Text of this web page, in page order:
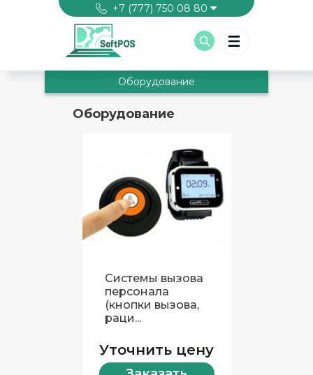
Перейти к основному содержанию
+7 (777) 750 08 80
Оборудование
Оборудование
Системы вызова
персонала
(кнопки вызова,
раци...
Уточнить цену